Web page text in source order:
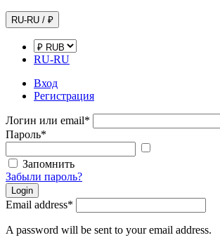
RU-RU / ₽
RU-RU
Вход
Регистрация
Логин или email*
Пароль*
Запомнить
Забыли пароль?
Login
Email address*
A password will be sent to your email address.